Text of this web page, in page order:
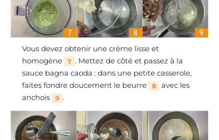
Vous devez obtenir une crème lisse et
homogène
7 . Mettez de côté et passez à la
sauce bagna caoda : dans une petite casserole,
faites fondre doucement le beurre
8
avec les
anchois
9 .